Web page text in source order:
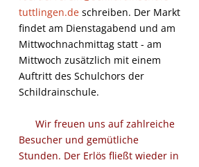
tuttlingen.de schreiben. Der Markt
findet am Dienstagabend und am
Mittwochnachmittag statt - am
Mittwoch zusätzlich mit einem
Auftritt des Schulchors der
Schildrainschule.
Wir freuen uns auf zahlreiche
Besucher und gemütliche
Stunden. Der Erlös fließt wieder in